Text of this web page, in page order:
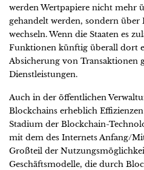
werden Wertpapiere nicht mehr
gehandelt werden, sondern über
wechseln. Wenn die Staaten es
Funktionen künftig überall dort
Absicherung von Transaktionen
Dienstleistungen.
Auch in der öffentlichen
Blockchains erheblich
Stadium der Blockchain-
mit dem des Internets Anfang/
Großteil der
Geschäftsmodelle, die durch